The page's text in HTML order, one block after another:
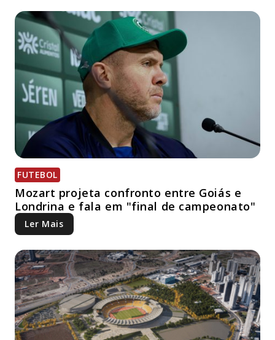
FUTEBOL
Mozart projeta confronto entre Goiás e
Londrina e fala em "final de campeonato"
Ler Mais